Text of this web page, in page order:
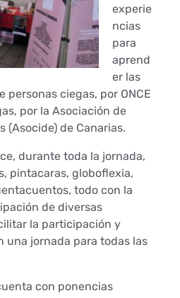
experie
ncias
para
aprend
er las
personas ciegas, por ONCE
por la Asociación de
(Asocide) de Canarias.
durante toda la jornada,
pintacaras, globoflexia,
todo con la
de diversas
la participación y
una jornada para todas las
con ponencias